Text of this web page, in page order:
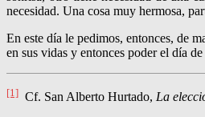
necesidad. Una cosa muy hermosa,
En este día le pedimos, entonces, de
en sus vidas y entonces poder el día
[1] Cf. San Alberto Hurtado, La